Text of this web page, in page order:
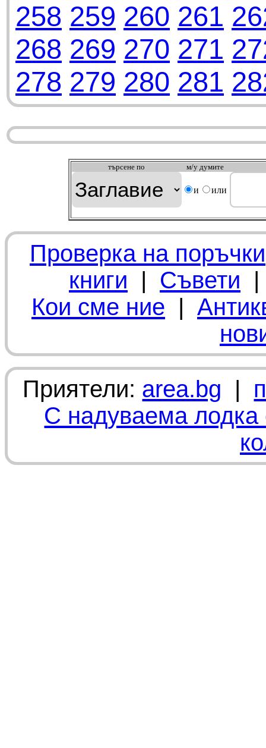
258 259 260 261
268 269 270 271
278 279 280 281
търсeне по м/у думите
и или
Проверка на поръчки
книги | Съвети
Кои сме ние |
Приятели: area.bg |
С надуваема лодка